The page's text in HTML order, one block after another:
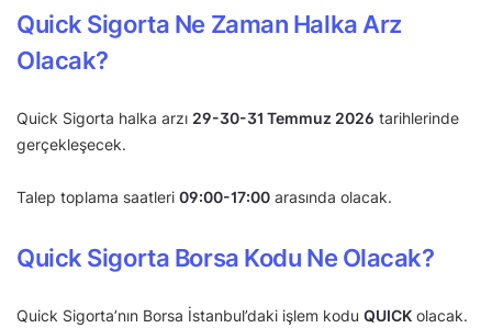
Quick Sigorta Ne Zaman Halka Arz
Olacak?
Quick Sigorta halka arzı 29-30-31 Temmuz 2026 tarihlerinde
gerçekleşecek.
Talep toplama saatleri 09:00-17:00 arasında olacak.
Quick Sigorta Borsa Kodu Ne Olacak?
Quick Sigorta’nın Borsa İstanbul’daki işlem kodu QUICK olacak.